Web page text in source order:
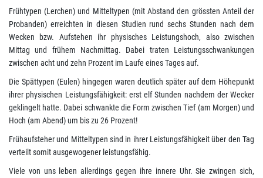
Frühtypen (Lerchen) und Mitteltypen (mit Abstand den grössten Anteil der
Probanden) erreichten in diesen Studien rund sechs Stunden nach dem
Wecken bzw. Aufstehen ihr physisches Leistungshoch, also zwischen
Mittag und frühem Nachmittag. Dabei traten Leistungsschwankungen
zwischen acht und zehn Prozent im Laufe eines Tages auf.
Die Spättypen (Eulen) hingegen waren deutlich später auf dem Höhepunkt
ihrer physischen Leistungsfähigkeit: erst elf Stunden nachdem der Wecker
geklingelt hatte. Dabei schwankte die Form zwischen Tief (am Morgen) und
Hoch (am Abend) um bis zu 26 Prozent!
Frühaufsteher und Mitteltypen sind in ihrer Leistungsfähigkeit über den Tag
verteilt somit ausgewogener leistungsfähig.
Viele von uns leben allerdings gegen ihre innere Uhr. Sie zwingen sich,